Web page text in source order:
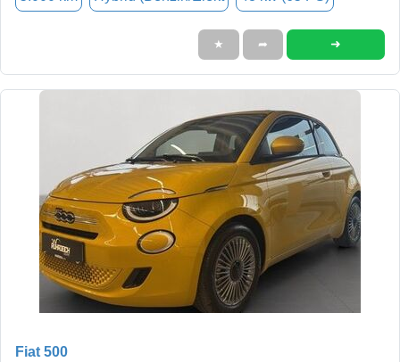
★ ➦ ➜
Fiat 500